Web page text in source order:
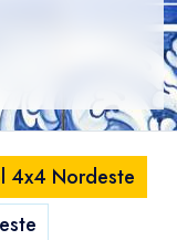
4x4 Nordeste